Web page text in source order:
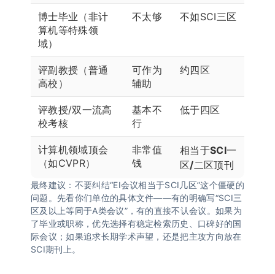
博士毕业（非计
算机等特殊领
域）
不太够 不如SCI三区
评副教授（普通
高校）
可作为
辅助
约四区
评教授/双一流高
校考核
基本不
行
低于四区
计算机领域顶会
（如CVPR）
非常值
钱
相当于SCI一
区/二区顶刊
最终建议：不要纠结“EI会议相当于SCI几区”这个僵硬的
问题。先看你们单位的具体文件——有的明确写“SCI三
区及以上等同于A类会议”，有的直接不认会议。如果为
了毕业或职称，优先选择有稳定检索历史、口碑好的国
际会议；如果追求长期学术声望，还是把主攻方向放在
SCI期刊上。